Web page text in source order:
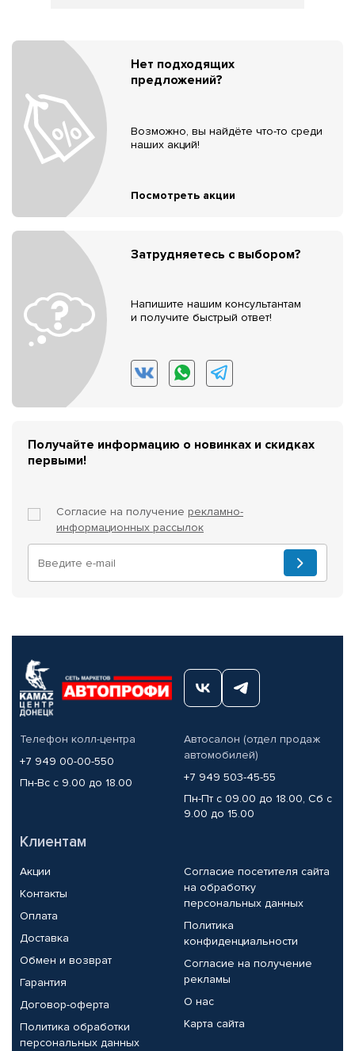
Нет подходящих
предложений?
Возможно, вы найдёте что-то среди
наших акций!
Посмотреть акции
Затрудняетесь с выбором?
Напишите нашим консультантам
и получите быстрый ответ!
Получайте информацию о новинках и скидках
первыми!
Согласие на получение рекламно-
информационных рассылок
Телефон колл-центра
+7 949 00-00-550
Пн-Вс с 9.00 до 18.00
Автосалон (отдел продаж
автомобилей)
+7 949 503-45-55
Пн-Пт с 09.00 до 18.00, Сб с
9.00 до 15.00
Клиентам
Акции
Контакты
Оплата
Доставка
Обмен и возврат
Гарантия
Договор-оферта
Политика обработки
персональных данных
Согласие посетителя сайта
на обработку
персональных данных
Политика
конфиденциальности
Согласие на получение
рекламы
О нас
Карта сайта